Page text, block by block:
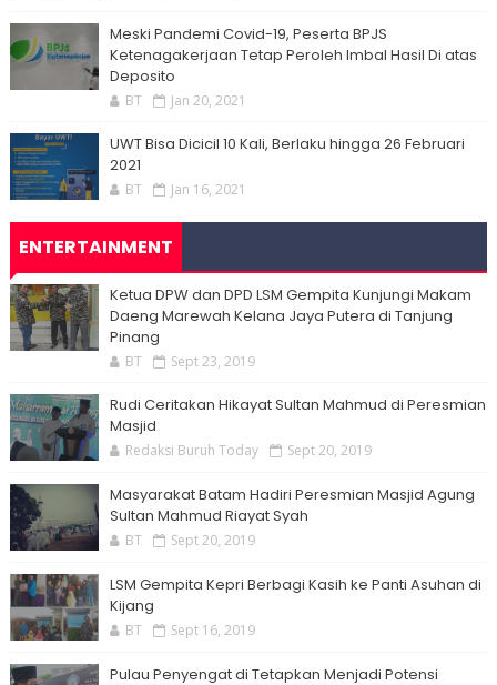
Meski Pandemi Covid-19, Peserta BPJS
Ketenagakerjaan Tetap Peroleh Imbal Hasil Di atas
Deposito
BT Jan 20, 2021
UWT Bisa Dicicil 10 Kali, Berlaku hingga 26 Februari
2021
BT Jan 16, 2021
ENTERTAINMENT
Ketua DPW dan DPD LSM Gempita Kunjungi Makam
Daeng Marewah Kelana Jaya Putera di Tanjung
Pinang
BT Sept 23, 2019
Rudi Ceritakan Hikayat Sultan Mahmud di Peresmian
Masjid
Redaksi Buruh Today Sept 20, 2019
Masyarakat Batam Hadiri Peresmian Masjid Agung
Sultan Mahmud Riayat Syah
BT Sept 20, 2019
LSM Gempita Kepri Berbagi Kasih ke Panti Asuhan di
Kijang
BT Sept 16, 2019
Pulau Penyengat di Tetapkan Menjadi Potensi